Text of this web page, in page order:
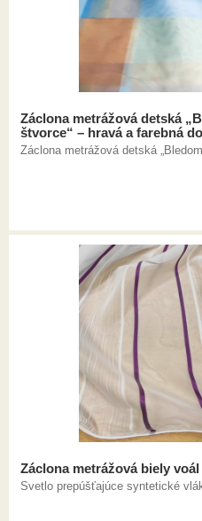
Záclona metrážová detská
štvorce“ – hravá a farebná
Záclona metrážová detská
Záclona metrážová biely
Svetlo prepúšťajúce syntetické